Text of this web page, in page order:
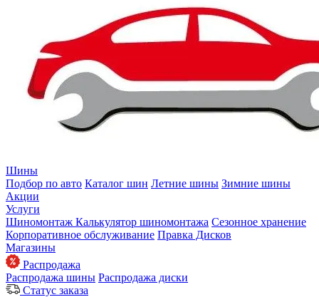
Шины
Подбор по авто Каталог шин Летние шины Зимние шины
Акции
Услуги
Шиномонтаж Калькулятор шиномонтажа Сезонное хранение
Корпоративное обслуживание Правка Дисков
Магазины
Распродажа
Распродажа шины Распродажа диски
Статус заказа